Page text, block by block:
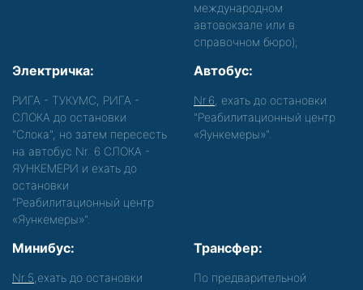
международном
автовокзале или в
справочном бюро);
Электричка:
РИГА - ТУКУМС, РИГА -
СЛОКА до остановки
"Слока", но затем пересесть
на автобус Nr. 6 СЛОКА -
ЯУНКЕМЕРИ и ехать до
остановки
"Реабилитационный центр
«Яункемеры»".
Автобус:
Nr.6 , ехать до остановки
"Реабилитационный центр
«Яункемеры»".
Минибус:
Nr.5 ,ехать до остановки
Трансфер:
По предварительной